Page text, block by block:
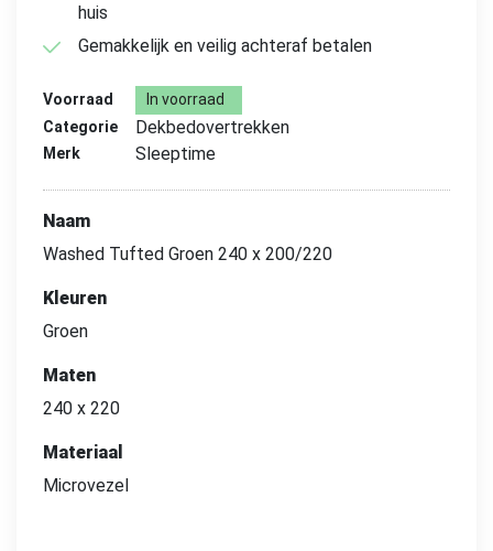
huis
Gemakkelijk en veilig achteraf betalen
Voorraad
In voorraad
Categorie
Dekbedovertrekken
Merk Sleeptime
Naam
Washed Tufted Groen 240 x 200/220
Kleuren
Groen
Maten
240 x 220
Materiaal
Microvezel